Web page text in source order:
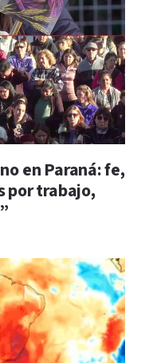
en Paraná: fe,
por trabajo,